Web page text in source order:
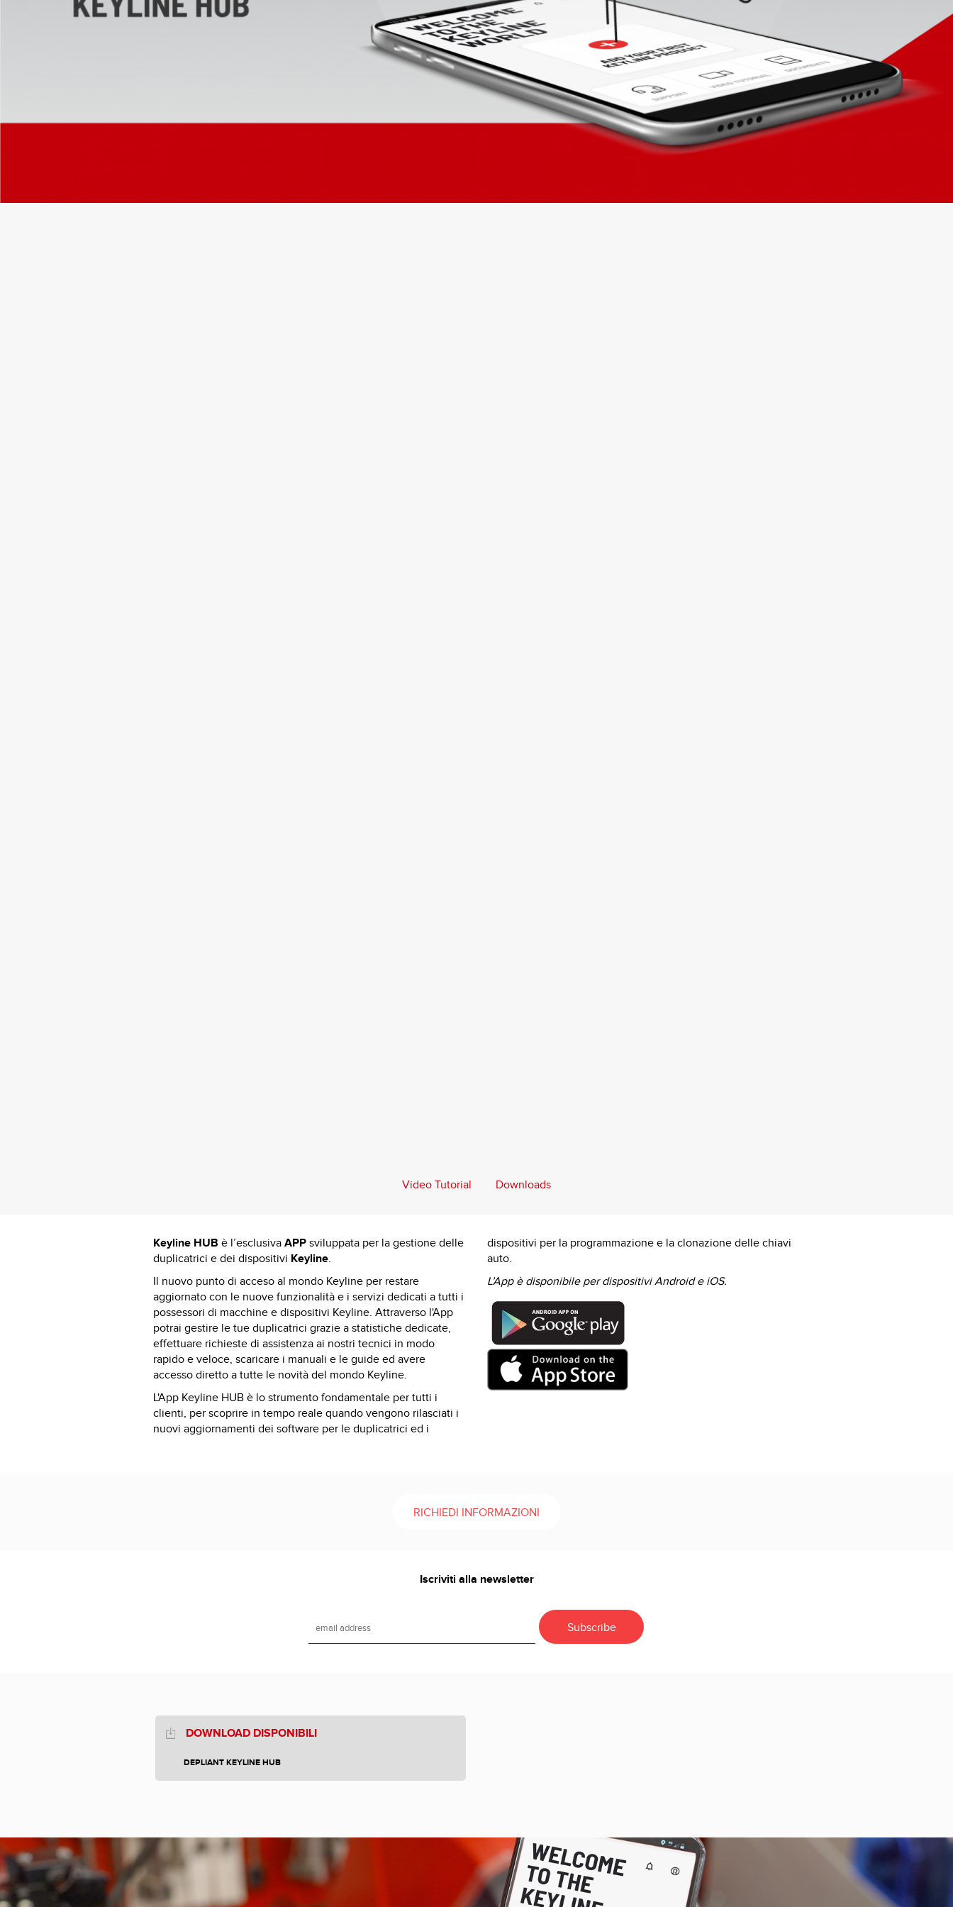
Video Tutorial Downloads
Keyline HUB è l’esclusiva APP sviluppata per la gestione delle
duplicatrici e dei dispositivi Keyline.
Il nuovo punto di acceso al mondo Keyline per restare
aggiornato con le nuove funzionalità e i servizi dedicati a tutti i
possessori di macchine e dispositivi Keyline. Attraverso l'App
potrai gestire le tue duplicatrici grazie a statistiche dedicate,
effettuare richieste di assistenza ai nostri tecnici in modo
rapido e veloce, scaricare i manuali e le guide ed avere
accesso diretto a tutte le novità del mondo Keyline.
L'App Keyline HUB è lo strumento fondamentale per tutti i
clienti, per scoprire in tempo reale quando vengono rilasciati i
nuovi aggiornamenti dei software per le duplicatrici ed i
dispositivi per la programmazione e la clonazione delle chiavi
auto.
L’App è disponibile per dispositivi Android e iOS.
RICHIEDI INFORMAZIONI
Iscriviti alla newsletter
DOWNLOAD DISPONIBILI
DEPLIANT KEYLINE HUB